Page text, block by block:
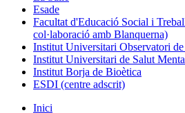
Esade
Facultat d'Educació Social i
col·laboració amb Blanquerna)
Institut Universitari Observatori
Institut Universitari de Salut
Institut Borja de Bioètica
ESDI (centre adscrit)
Inici